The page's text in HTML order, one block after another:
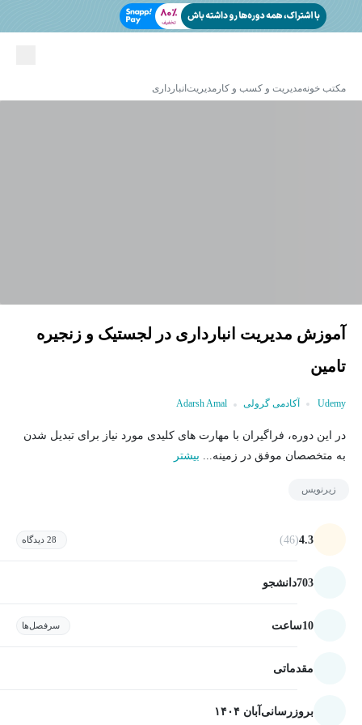
مکتب خونهمدیریت و کسب و کار مدیریت انبارداری
آموزش مدیریت انبارداری در لجستیک و زنجیره
تامین
Udemy آکادمی گرولی Adarsh Amal
در این دوره، فراگیران با مهارت های کلیدی مورد نیاز برای تبدیل شدن
به متخصصان موفق در زمینه... بیشتر
زیرنویس
4.3
(46) 28 دیدگاه
703دانشجو
10ساعت سرفصل‌ها
مقدماتی
بروزرسانی آبان ۱۴۰۴